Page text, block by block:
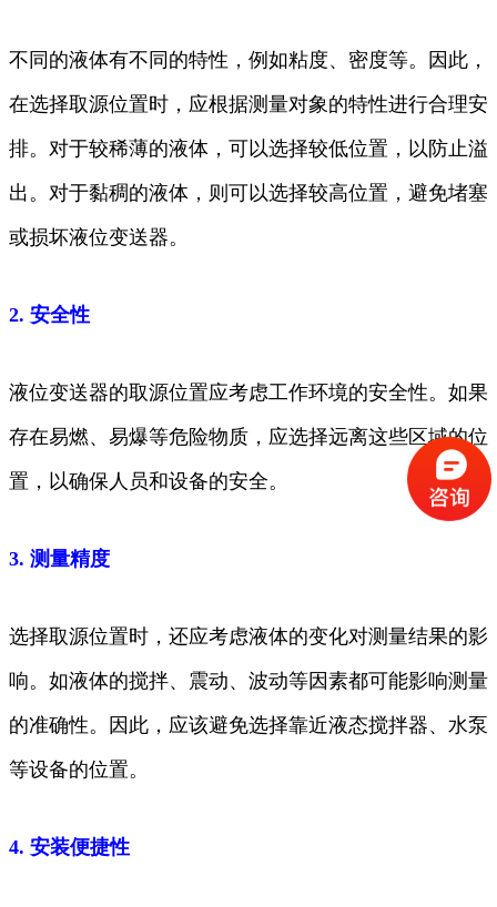
不同的液体有不同的特性，例如粘度、密度等。因此，
在选择取源位置时，应根据测量对象的特性进行合理安
排。对于较稀薄的液体，可以选择较低位置，以防止溢
出。对于黏稠的液体，则可以选择较高位置，避免堵塞
或损坏液位变送器。
2. 安全性
液位变送器的取源位置应考虑工作环境的安全性。如果
存在易燃、易爆等危险物质，应选择远离这些区域的位
置，以确保人员和设备的安全。
3. 测量精度
选择取源位置时，还应考虑液体的变化对测量结果的影
响。如液体的搅拌、震动、波动等因素都可能影响测量
的准确性。因此，应该避免选择靠近液态搅拌器、水泵
等设备的位置。
4. 安装便捷性